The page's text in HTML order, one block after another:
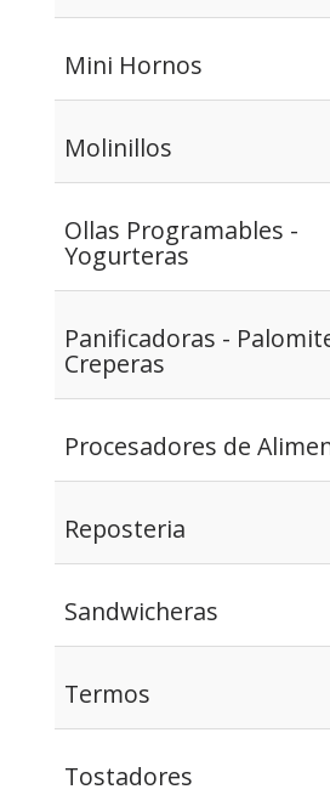
Mini Hornos
Molinillos
Ollas Programables -
Yogurteras
Panificadoras -
Creperas
Procesadores de
Reposteria
Sandwicheras
Termos
Tostadores